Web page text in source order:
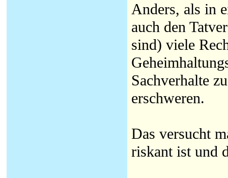
Anders, als in
auch den
sind) viele
Sachverhalte
erschweren.
Das versucht
riskant ist und